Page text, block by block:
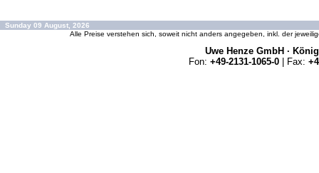
Sunday 09 August, 2026
Alle Preise verstehen sich, soweit nicht anders angegeben, inkl. der
Uwe Henze GmbH ·
Fon: +49-2131-1065-0 | Fax: